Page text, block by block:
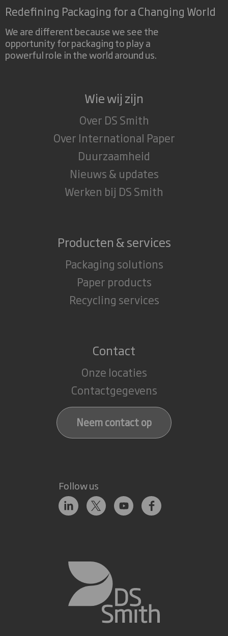
Redefining Packaging for a Changing World
We are different because we see the
opportunity for packaging to play a
powerful role in the world around us.
Wie wij zijn
Over DS Smith
Over International Paper
Duurzaamheid
Nieuws & updates
Werken bij DS Smith
Producten & services
Packaging solutions
Paper products
Recycling services
Contact
Onze locaties
Contactgegevens
Neem contact op
Follow us